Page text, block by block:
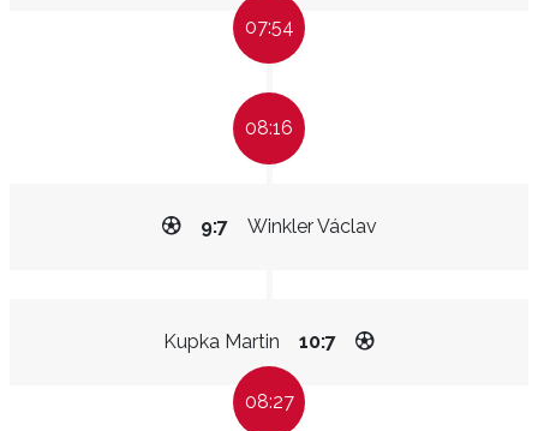
07:54
08:16
Winkler Václav
9:7
Kupka Martin 10:7
08:27